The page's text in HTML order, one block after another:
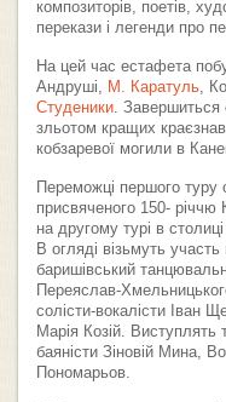
композиторів, поетів,
перекази і легенди про
На цей час естафета
Андруші, М. Каратуль,
Студеники. Завершиться
зльотом кращих
кобзаревої могили в
Переможці першого туру
присвяченого 150- річчю
на другому турі в
В огляді візьмуть
баришівський
Переяслав-
солісти-вокалісти Іван
Марія Козій.
баяністи Зіновій Мина,
Пономарьов.